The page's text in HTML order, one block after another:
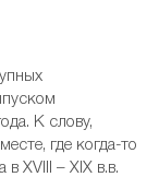
К слову,
где когда-то
XVIII – XIX в.в.